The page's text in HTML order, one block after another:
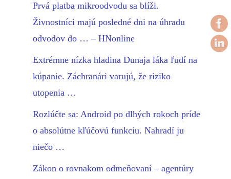
Prvá platba mikroodvodu sa blíži.
Živnostníci majú posledné dni na úhradu
odvodov do … – HNonline
Extrémne nízka hladina Dunaja láka ľudí na
kúpanie. Záchranári varujú, že riziko
utopenia …
Rozlúčte sa: Android po dlhých rokoch príde
o absolútne kľúčovú funkciu. Nahradí ju
niečo …
Zákon o rovnakom odmeňovaní – agentúry